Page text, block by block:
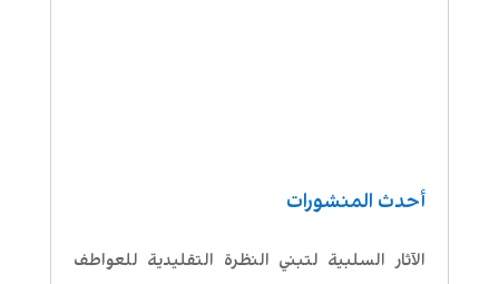
أحدث المنشورات
الآثار السلبية لتبني النظرة التقليدية للعواطف